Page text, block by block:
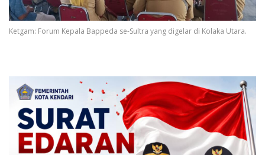
Ketgam: Forum Kepala Bappeda se-Sultra yang digelar di Kolaka Utara.